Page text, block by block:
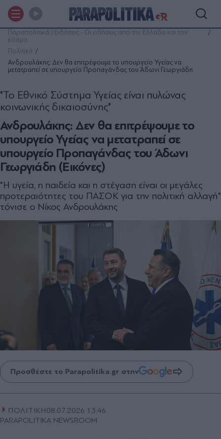
Παραπολιτικά | Ειδήσεις - Οι ειδήσεις από την Ελλάδα και τον
κόσμο
Πολιτική
Ανδρουλάκης: Δεν θα επιτρέψουμε το υπουργείο Υγείας να
μετατραπεί σε υπουργείο Προπαγάνδας του Άδωνι Γεωργιάδη
Ανδρουλάκης: Δεν θα επιτρέψουμε το
υπουργείο Υγείας να μετατραπεί σε
υπουργείο Προπαγάνδας του Άδωνι
Γεωργιάδη (Εικόνες)
"Το Εθνικό Σύστημα Υγείας είναι πυλώνας
κοινωνικής δικαιοσύνης"
"Η υγεία, η παιδεία και η στέγαση είναι οι μεγάλες
προτεραιότητες του ΠΑΣΟΚ για την πολιτική αλλαγή"
τόνισε ο Νίκος Ανδρουλάκης
Προσθέστε το Parapolitika.gr στην
ΠΟΛΙΤΙΚΗ08.07.2026 13:46
PARAPOLITIKA NEWSROOM